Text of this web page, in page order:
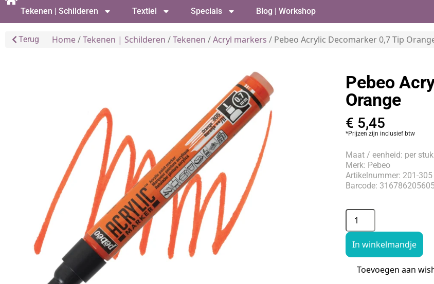
Tekenen | Schilderen Textiel Specials Blog | Workshop
Terug Home/Tekenen | Schilderen /Tekenen /Acryl markers / Pebeo Acrylic Decomarker 0,7 Tip
Pebeo
Orange
€ 5,45
*Prijzen zijn inclusief btw
Maat / eenheid: per stuk
Merk: Pebeo
Artikelnummer: 201-305
Barcode:
In winkelmandje
Toevoegen aan